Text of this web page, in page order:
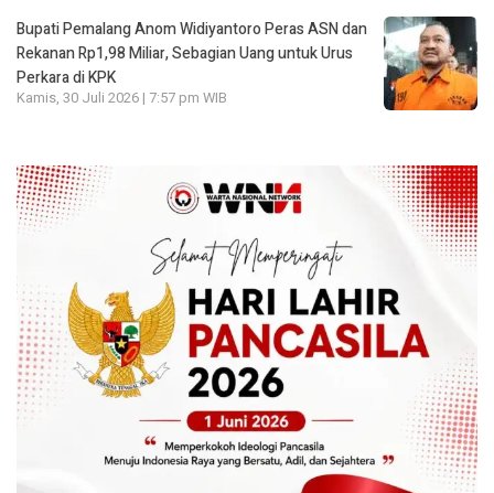
Bupati Pemalang Anom Widiyantoro Peras ASN dan
Rekanan Rp1,98 Miliar, Sebagian Uang untuk Urus
Perkara di KPK
Kamis, 30 Juli 2026 | 7:57 pm WIB